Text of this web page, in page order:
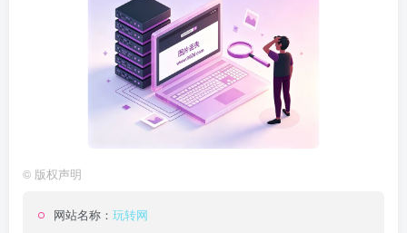
© 版权声明
网站名称： 玩转网